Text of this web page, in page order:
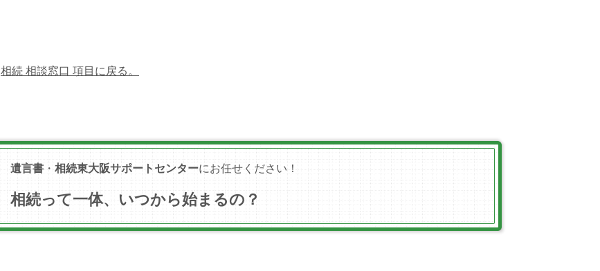
相続 相談窓口 項目に戻る。
遺言書 ・ 相続東大阪サポートセンターにお任せください！
相続って一体、いつから始まるの？